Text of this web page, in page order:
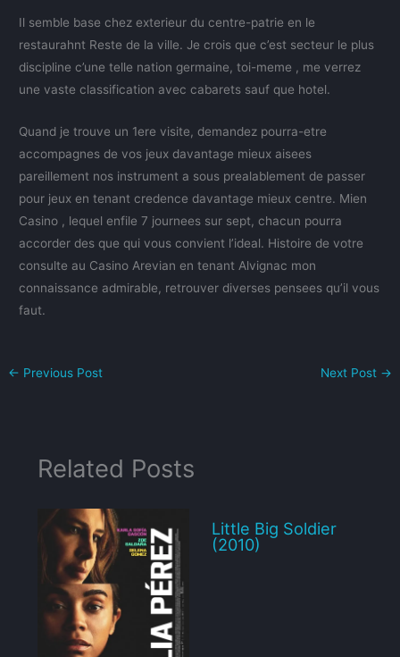
Il semble base chez exterieur du centre-patrie en le
restaurahnt Reste de la ville. Je crois que c’est secteur le plus
discipline c’une telle nation germaine, toi-meme , me verrez
une vaste classification avec cabarets sauf que hotel.
Quand je trouve un 1ere visite, demandez pourra-etre
accompagnes de vos jeux davantage mieux aisees
pareillement nos instrument a sous prealablement de passer
pour jeux en tenant credence davantage mieux centre. Mien
Casino , lequel enfile 7 journees sur sept, chacun pourra
accorder des que qui vous convient l’ideal. Histoire de votre
consulte au Casino Arevian en tenant Alvignac mon
connaissance admirable, retrouver diverses pensees qu’il vous
faut.
← Previous Post Next Post →
Related Posts
Little Big Soldier
(2010)